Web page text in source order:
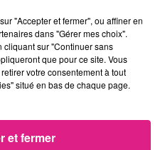
feu d’artifice
ce phénomène en Lorraine ?
de Metz lance un appel à...
sont annulés
"Accepter et fermer", ou affiner en
dans "Gérer mes choix".
cliquant sur "Continuer sans
que pour ce site. Vous
votre consentement à tout
situé en bas de chaque page.
et fermer